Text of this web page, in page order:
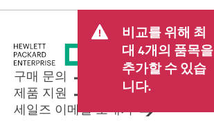
비교를 위해 최
대 4개의 품목을
추가할 수 있습
니다.
구매 문의
제품 지원
세일즈 이메일 보내기